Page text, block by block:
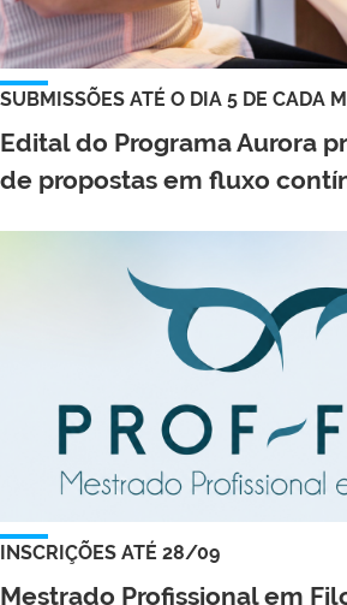
SUBMISSÕES ATÉ O DIA 5 DE CADA
Edital do Programa Aurora
de propostas em fluxo
INSCRIÇÕES ATÉ 28/09
Mestrado Profissional em